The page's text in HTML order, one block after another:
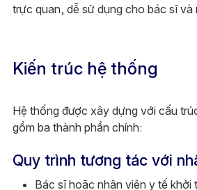
trực quan, dễ sử dụng cho bác sĩ và
Kiến trúc hệ thống
Hệ thống được xây dựng với cấu
gồm ba thành phần chính:
Quy trình tương tác với
Bác sĩ hoặc nhân viên y tế khởi